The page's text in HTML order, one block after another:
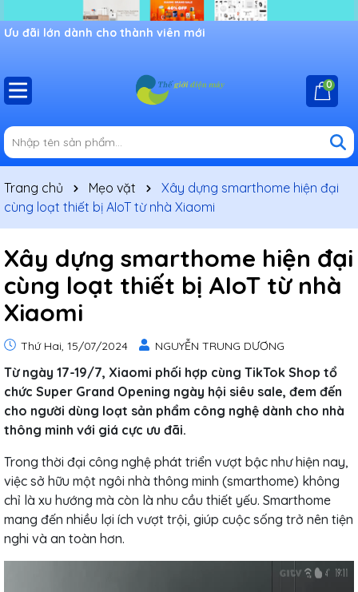
Ưu đãi lớn dành cho thành viên mới
0
Trang chủ Mẹo vặt
Xây dựng smarthome hiện đại
cùng loạt thiết bị AIoT từ nhà Xiaomi
Xây dựng smarthome hiện đại
cùng loạt thiết bị AIoT từ nhà
Xiaomi
Thứ Hai, 15/07/2024 NGUYỄN TRUNG DƯƠNG
Từ ngày 17-19/7, Xiaomi phối hợp cùng TikTok Shop tổ
chức Super Grand Opening ngày hội siêu sale, đem đến
cho người dùng loạt sản phẩm công nghệ dành cho nhà
thông minh với giá cực ưu đãi.
Trong thời đại công nghệ phát triển vượt bậc như hiện nay,
việc sở hữu một ngôi nhà thông minh (smarthome) không
chỉ là xu hướng mà còn là nhu cầu thiết yếu. Smarthome
mang đến nhiều lợi ích vượt trội, giúp cuộc sống trở nên tiện
nghi và an toàn hơn.